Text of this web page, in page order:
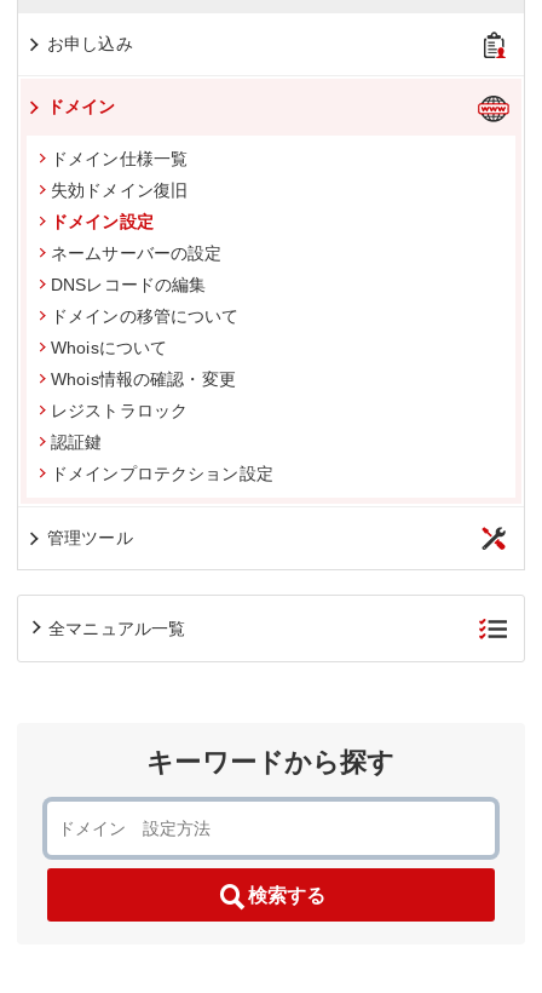
お申し込み
ドメイン
ドメイン仕様一覧
失効ドメイン復旧
ドメイン設定
ネームサーバーの設定
DNSレコードの編集
ドメインの移管について
Whoisについて
Whois情報の確認・変更
レジストラロック
認証鍵
ドメインプロテクション設定
管理ツール
全マニュアル一覧
キーワードから探す
検索する